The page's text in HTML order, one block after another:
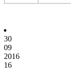
30
09
2016
16